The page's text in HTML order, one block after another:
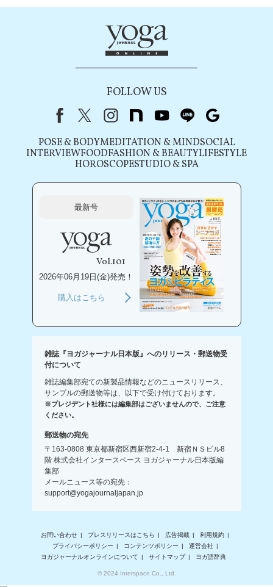
FOLLOW US
FacebookX（旧Twitter）
instagram
note youtubeline
POSE & BODYMEDITATION & MINDSOCIAL
INTERVIEWFOODFASHION & BEAUTYLIFESTYLE
HOROSCOPESTUDIO & SPA
最新号
Vol.101
2026年06月19日(金)発売！
購入はこちら
雑誌『ヨガジャーナル日本版』へのリリース・郵送物受
付について
雑誌編集部宛ての新製品情報などのニュースリリース、
サンプルの郵送物等は、以下で受け付けております。
※プレジデント社様には編集部はございませんので、ご注意
ください。
郵送物の宛先
〒163-0808 東京都新宿区西新宿2-4-1 新宿ＮＳビル8
階 株式会社インタースペース ヨガジャーナル日本版編
集部
メールニュース等の宛先：
support@yogajournaljapan.jp
お問い合わせ プレスリリースはこちら 広告掲載
利用規約
プライバシーポリシー
コンテンツポリシー
運営会社
ヨガジャーナルオンラインについて
サイトマップ ヨガ語辞典
© 2024 Interspace Co., Ltd.